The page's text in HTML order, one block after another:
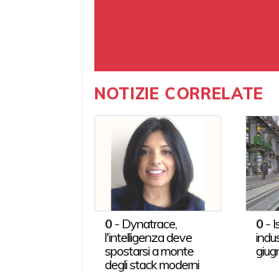
NOTIZIE CORRELATE
0- Dynatrace,
l'intelligenza deve
spostarsi a monte
degli stack moderni
0 -